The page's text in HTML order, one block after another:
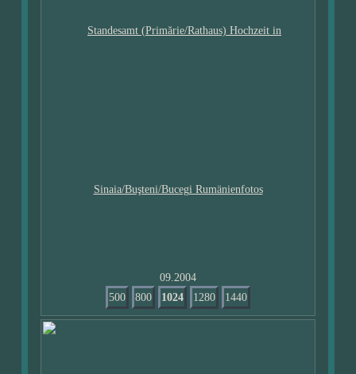
09.2004
500
800 1024 1280 1440